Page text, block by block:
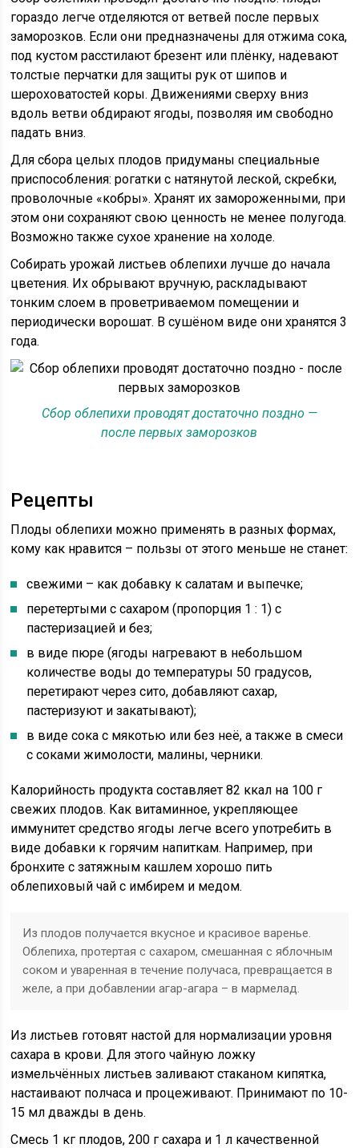
гораздо легче отделяются от ветвей после первых
заморозков. Если они предназначены для отжима сока,
под кустом расстилают брезент или плёнку, надевают
толстые перчатки для защиты рук от шипов и
шероховатостей коры. Движениями сверху вниз
вдоль ветви обдирают ягоды, позволяя им свободно
падать вниз.
Для сбора целых плодов придуманы специальные
приспособления: рогатки с натянутой леской, скребки,
проволочные «кобры». Хранят их замороженными, при
этом они сохраняют свою ценность не менее полугода.
Возможно также сухое хранение на холоде.
Собирать урожай листьев облепихи лучше до начала
цветения. Их обрывают вручную, раскладывают
тонким слоем в проветриваемом помещении и
периодически ворошат. В сушёном виде они хранятся 3
года.
Сбор облепихи проводят достаточно поздно —
после первых заморозков
Рецепты
Плоды облепихи можно применять в разных формах,
кому как нравится – пользы от этого меньше не станет:
свежими – как добавку к салатам и выпечке;
перетертыми с сахаром (пропорция 1 : 1) с
пастеризацией и без;
в виде пюре (ягоды нагревают в небольшом
количестве воды до температуры 50 градусов,
перетирают через сито, добавляют сахар,
пастеризуют и закатывают);
в виде сока с мякотью или без неё, а также в смеси
с соками жимолости, малины, черники.
Калорийность продукта составляет 82 ккал на 100 г
свежих плодов. Как витаминное, укрепляющее
иммунитет средство ягоды легче всего употребить в
виде добавки к горячим напиткам. Например, при
бронхите с затяжным кашлем хорошо пить
облепиховый чай с имбирем и медом.
Из плодов получается вкусное и красивое варенье.
Облепиха, протертая с сахаром, смешанная с яблочным
соком и уваренная в течение получаса, превращается в
желе, а при добавлении агар-агара – в мармелад.
Из листьев готовят настой для нормализации уровня
сахара в крови. Для этого чайную ложку
измельчённых листьев заливают стаканом кипятка,
настаивают полчаса и процеживают. Принимают по 10-
15 мл дважды в день.
Смесь 1 кг плодов, 200 г сахара и 1 л качественной